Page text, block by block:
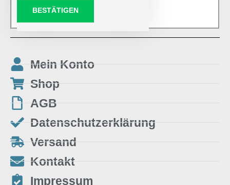
BESTÄTIGEN
Mein Konto
Shop
AGB
Datenschutzerklärung
Versand
Kontakt
Impressum